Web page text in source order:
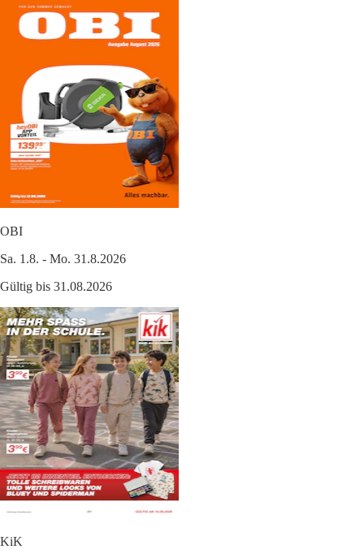
OBI
Sa. 1.8. - Mo. 31.8.2026
Gültig bis 31.08.2026
KiK